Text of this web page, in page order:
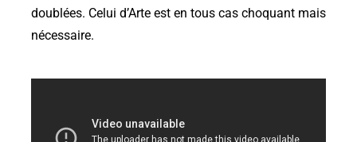
doublées. Celui d’Arte est en tous cas choquant mais
nécessaire.